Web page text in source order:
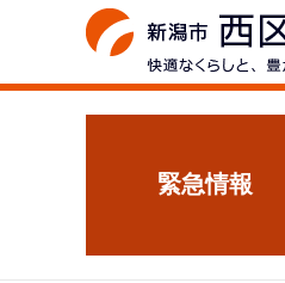
ペ
緊急情報